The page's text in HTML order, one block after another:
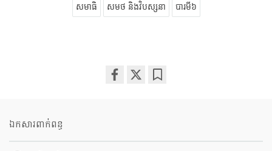
សមាធិ សមថ និងវិបស្សនា បារមី៦
ឯកសារពាក់ពន្ធ